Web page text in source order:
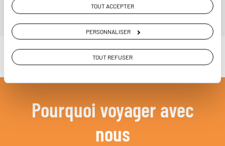
TOUT ACCEPTER
PERSONNALISER
TOUT REFUSER
PLONGER DANS NOTRE MAGAZINE
Pourquoi voyager avec
nous